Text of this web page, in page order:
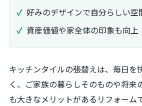
好みのデザインで自分らしい空
資産価値や家全体の印象も向上
キッチンタイルの張替えは、毎日を
く、ご家族の暮らしそのものや将来
も大きなメリットがあるリフォームで